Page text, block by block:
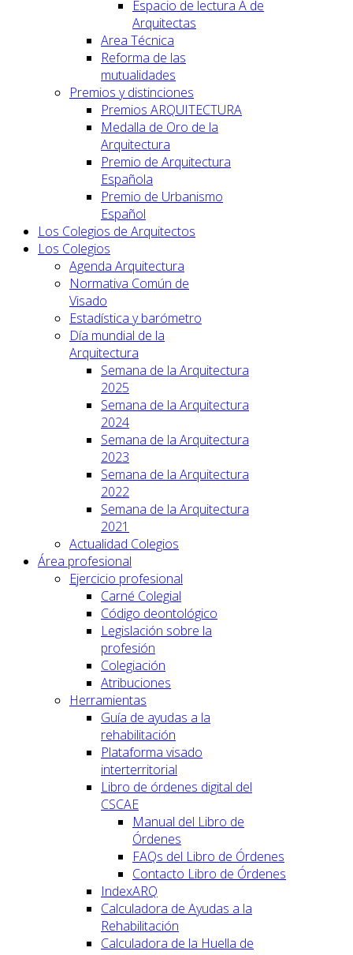
Espacio de lectura A de
Arquitectas
Area Técnica
Reforma de las
mutualidades
Premios y distinciones
Premios ARQUITECTURA
Medalla de Oro de la
Arquitectura
Premio de Arquitectura
Española
Premio de Urbanismo
Español
Los Colegios de Arquitectos
Los Colegios
Agenda Arquitectura
Normativa Común de
Visado
Estadística y barómetro
Día mundial de la
Arquitectura
Semana de la Arquitectura
2025
Semana de la Arquitectura
2024
Semana de la Arquitectura
2023
Semana de la Arquitectura
2022
Semana de la Arquitectura
2021
Actualidad Colegios
Área profesional
Ejercicio profesional
Carné Colegial
Código deontológico
Legislación sobre la
profesión
Colegiación
Atribuciones
Herramientas
Guía de ayudas a la
rehabilitación
Plataforma visado
interterritorial
Libro de órdenes digital del
CSCAE
Manual del Libro de
Órdenes
FAQs del Libro de Órdenes
Contacto Libro de Órdenes
IndexARQ
Calculadora de Ayudas a la
Rehabilitación
Calculadora de la Huella de